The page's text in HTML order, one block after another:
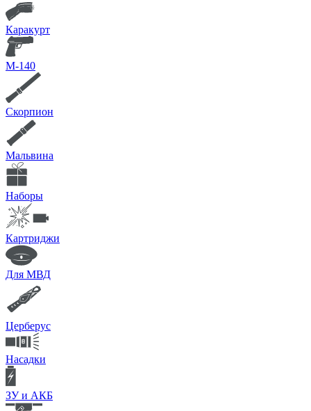
Каракурт
М-140
Скорпион
Мальвина
Наборы
Картриджи
Для МВД
Церберус
Насадки
ЗУ и АКБ